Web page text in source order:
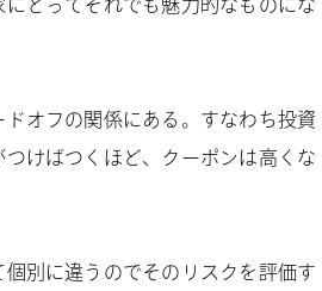
とってそれでも魅力的なものにな
オフの関係にある。すなわち投資
けばつくほど、クーポンは高くな
個別に違うのでそのリスクを評価す